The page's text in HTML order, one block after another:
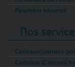
Paiement sécurisé
Nos
Cadeaux/paniers
Cadeaux d’accueil